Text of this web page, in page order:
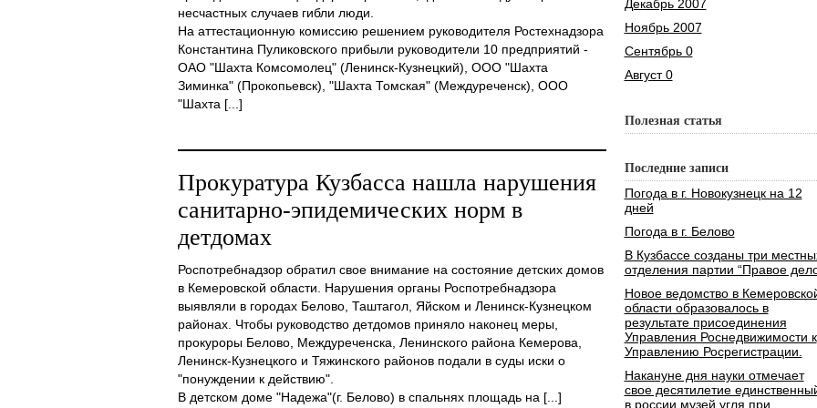
несчастных случаев гибли люди.
На аттестационную комиссию решением руководителя Ростехнадзора
Константина Пуликовского прибыли руководители 10 предприятий -
ОАО "Шахта Комсомолец" (Ленинск-Кузнецкий), ООО "Шахта
Зиминка" (Прокопьевск), "Шахта Томская" (Междуреченск), ООО
"Шахта [...]
Прокуратура Кузбасса нашла нарушения
санитарно-эпидемических норм в
детдомах
Роспотребнадзор обратил свое внимание на состояние детских домов
в Кемеровской области. Нарушения органы Роспотребнадзора
выявляли в городах Белово, Таштагол, Яйском и Ленинск-Кузнецком
районах. Чтобы руководство детдомов приняло наконец меры,
прокуроры Белово, Междуреченска, Ленинского района Кемерова,
Ленинск-Кузнецкого и Тяжинского районов подали в суды иски о
"понуждении к действию".
В детском доме "Надежа"(г. Белово) в спальнях площадь на [...]
Декабрь 2007
Ноябрь 2007
Сентябрь 0
Август 0
Полезная статья
Последние записи
Погода в г. Новокузнецк на 12
дней
Погода в г. Белово
В Кузбассе созданы три
отделения партии “Правое
Новое ведомство в
области образовалось в
результате присоединения
Управления Роснедвижимости к
Управлению Росрегистрации.
Накануне дня науки отмечает
свое десятилетие
в россии музей угля при